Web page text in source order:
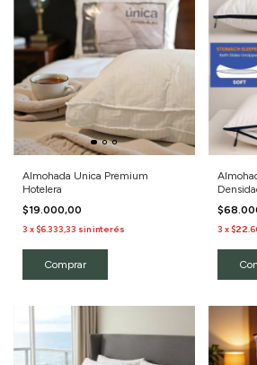
Almohada Unica Premium
Hotelera
$19.000,00
3 x$6.333,33 sin interés
50x70
3 x